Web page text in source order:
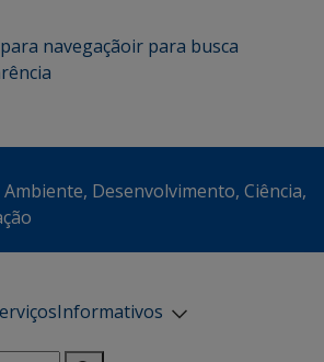
navegaçãoir para busca
Desenvolvimento, Ciência,
Informativos